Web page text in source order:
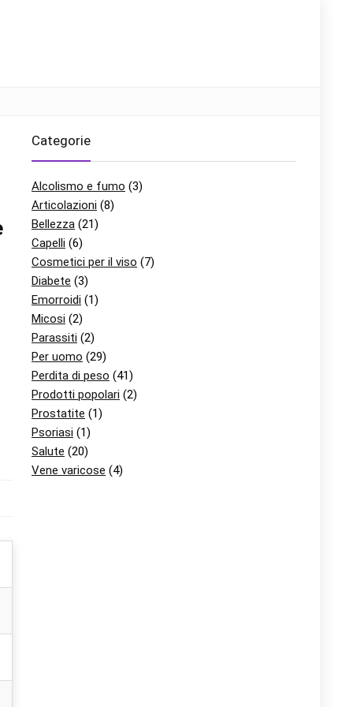
Categorie
Alcolismo e fumo (3)
Articolazioni (8)
Bellezza (21)
Capelli (6)
Cosmetici per il viso (7)
Diabete (3)
Emorroidi (1)
Micosi (2)
Parassiti (2)
Per uomo (29)
Perdita di peso (41)
Prodotti popolari (2)
Prostatite (1)
Psoriasi (1)
Salute (20)
Vene varicose (4)